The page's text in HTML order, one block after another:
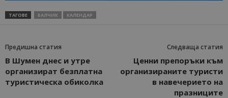
ТАГОВЕ БАЛЧИК КАЛЕНДАР
Предишна статия
В Шумен днес и утре
организират безплатна
туристическа обиколка
Следваща статия
Ценни препоръки към
организираните туристи
в навечерието на
празниците